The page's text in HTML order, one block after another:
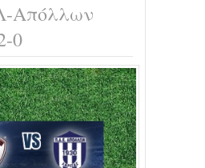
Απόλλων
0